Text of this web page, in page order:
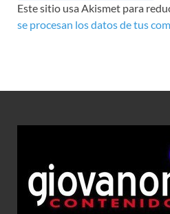
Este sitio usa Akismet para
se procesan los datos de tus